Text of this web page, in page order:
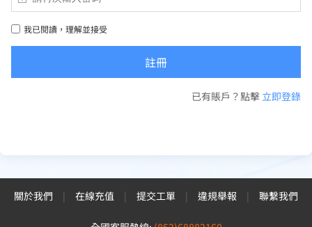
我已閱讀，理解並接受
已有賬戶？點擊立即登錄
關於我們 | 在線充值 | 提交工單 | 違規舉報 | 聯繫我們